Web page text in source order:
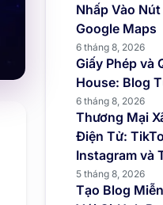
Nhấp Vào
Google Maps
6 tháng 8, 2026
Giấy Phép và
House: Blog
6 tháng 8, 2026
Thương Mại
Điện Tử:
Instagram và
5 tháng 8, 2026
Tạo Blog